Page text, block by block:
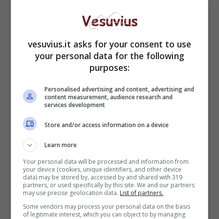
casalesi durante la storica faida tra il clan di
bardelliniani
le sue doti imprenditoriali e capacità nell’
intermediazione bancaria, riuscì ad ottenere la
nomina di “incaricato diretto” di Schiavone,
capitali illecitamente acquisiti dal clan.
vesuvius.it asks for your consent to use
your personal data for the following
purposes:
Personalised advertising and content, advertising and
content measurement, audience research and
services development
Store and/or access information on a device
Learn more
Your personal data will be processed and information from
your device (cookies, unique identifiers, and other device
data) may be stored by, accessed by and shared with 319
partners, or used specifically by this site. We and our partners
may use precise geolocation data. List of partners.
Some vendors may process your personal data on the basis
of legitimate interest, which you can object to by managing